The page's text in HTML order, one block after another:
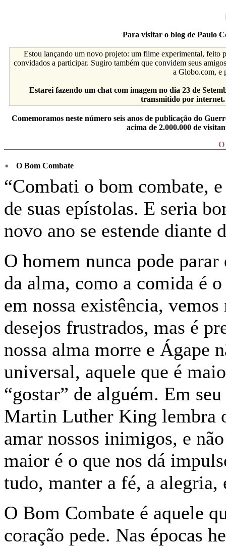
Para visitar o blog de Paulo
Estou lançando um novo projeto: um filme experimental,
convidados a participar. Sugiro também que convidem seus
a Globo.com, e
Estarei fazendo um chat com imagem no dia 23 de
transmitido por internet.
Comemoramos neste número seis anos de publicação do
acima de 2.000.000 de
O
O Bom Combate
“Combati o bom combate,
de suas epístolas. E seria
novo ano se estende diante
O homem nunca pode
da alma, como a comida é
em nossa existência, vemos
desejos frustrados, mas é
nossa alma morre e Ágape
universal, aquele que é
“gostar” de alguém. Em
Martin Luther King lembra
amar nossos inimigos, e
maior é o que nos dá
tudo, manter a fé, a
O Bom Combate é aquele
coração pede. Nas épocas